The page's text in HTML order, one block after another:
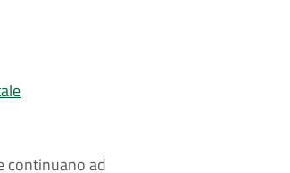
continuano ad